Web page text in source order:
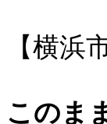
【横
このま